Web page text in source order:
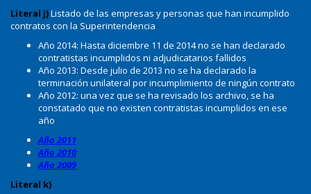
Literal j)Listado de las empresas y personas que han incumplido
contratos con la Superintendencia
Año 2014: Hasta diciembre 11 de 2014 no se han declarado
contratistas incumplidos ni adjudicatarios fallidos
Año 2013: Desde julio de 2013 no se ha declarado la
terminación unilateral por incumplimiento de ningún contrato
Año 2012: una vez que se ha revisado los archivo, se ha
constatado que no existen contratistas incumplidos en ese
año
Año 2011
Año 2010
Año 2009
Literal k)